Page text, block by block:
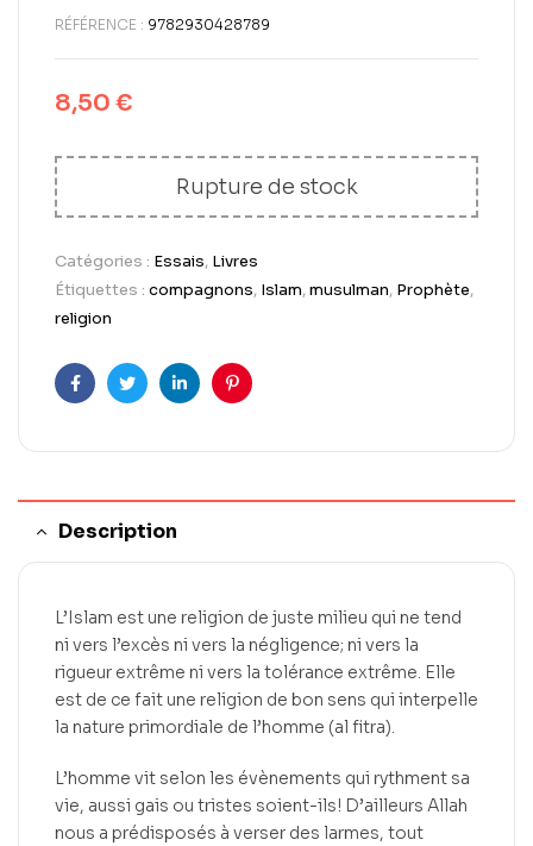
RÉFÉRENCE : 9782930428789
8,50 €
Rupture de stock
Catégories : Essais, Livres
Étiquettes : compagnons, Islam,musulman, Prophète,
religion
FacebookTwitterLinkedInPinterest
Description
L’Islam est une religion de juste milieu qui ne tend
ni vers l’excès ni vers la négligence; ni vers la
rigueur extrême ni vers la tolérance extrême. Elle
est de ce fait une religion de bon sens qui interpelle
la nature primordiale de l’homme (al fitra).
L’homme vit selon les évènements qui rythment sa
vie, aussi gais ou tristes soient-ils! D’ailleurs Allah
nous a prédisposés à verser des larmes, tout